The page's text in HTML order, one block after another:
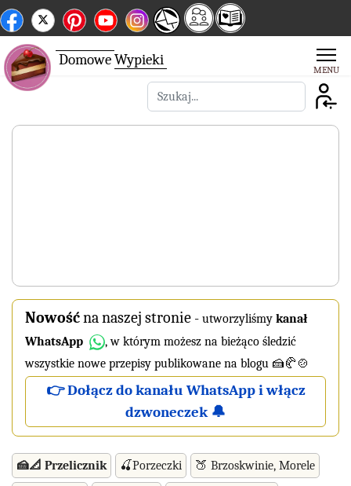
DomoweWypieki
Szukaj
Nowośćna naszej stronie - utworzyliśmy kanał
WhatsApp
, w którym możesz na bieżąco śledzić
wszystkie nowe przepisy publikowane na blogu 🍰🥐🍲
👉 Dołącz do kanału WhatsApp i włącz
dzwoneczek 🔔
🍰📐 Przelicznik 🍒Porzeczki 🍑 Brzoskwinie, Morele